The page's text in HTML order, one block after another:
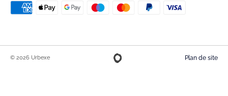
© 2026 Urbexe Plan de site